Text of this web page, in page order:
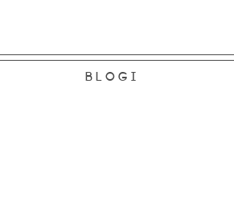
Blogi